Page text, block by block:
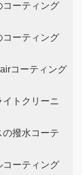
コーティング
コーティング
コーティング
イトクリーニ
の撥水コーテ
コーティング